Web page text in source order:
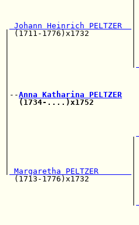
Johann Heinrich PELTZER
| (1711-
|                          |
|
|
|--Anna Katharina PELTZER
(1734-....)x1752
|
|
|                          |
Margaretha PELTZER
(1713-1776)x1732